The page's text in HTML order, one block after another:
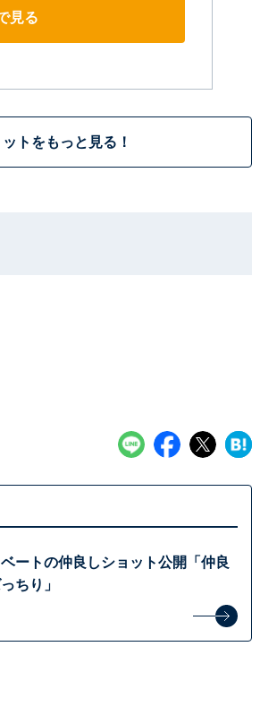
見る
トをもっと見る！
ートの仲良しショット公開「仲良
ちり」